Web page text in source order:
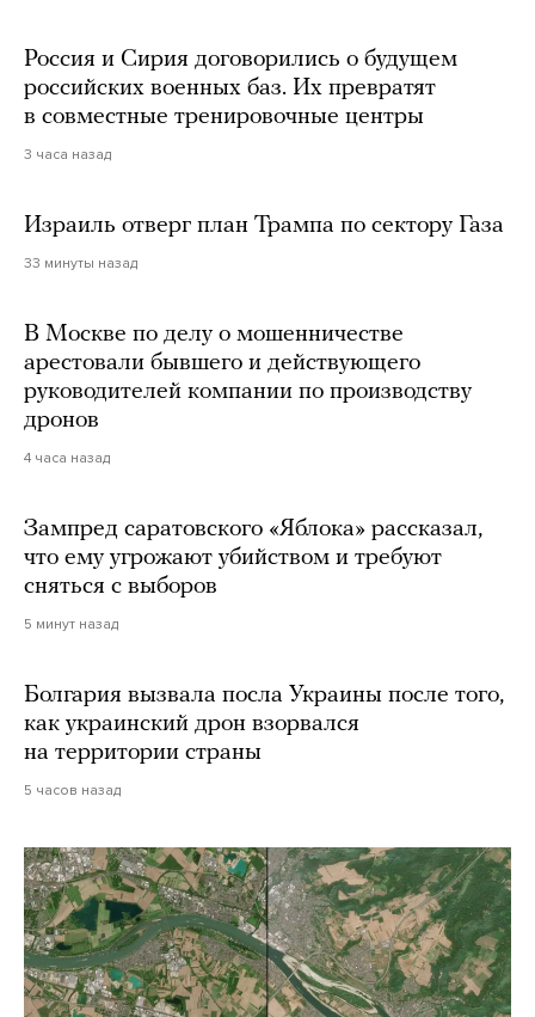
Россия и Сирия договорились о будущем
российских военных баз. Их превратят
в совместные тренировочные центры
3 часа назад
Израиль отверг план Трампа по сектору Газа
33 минуты назад
В Москве по делу о мошенничестве
арестовали бывшего и действующего
руководителей компании по производству
дронов
4 часа назад
Зампред саратовского «Яблока» рассказал,
что ему угрожают убийством и требуют
сняться с выборов
5 минут назад
Болгария вызвала посла Украины после того,
как украинский дрон взорвался
на территории страны
5 часов назад